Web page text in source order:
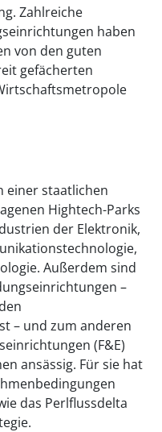
Zahlreiche
haben
von den guten
gefächerten
einer staatlichen
Hightech-Parks
der Elektronik,
Außerdem sind
–
– und zum anderen
(F&E)
ansässig. Für sie hat
das Perlflussdelta